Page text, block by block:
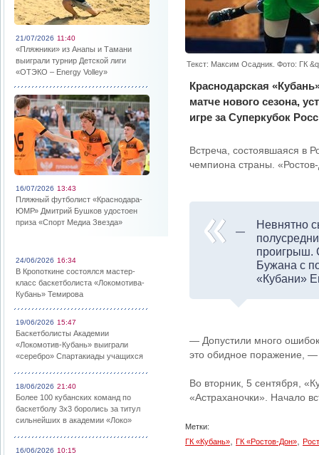
21/07/2026 11:40
«Пляжники» из Анапы и Тамани
выиграли турнир Детской лиги
«ОТЭКО – Energy Volley»
16/07/2026 13:43
Пляжный футболист «Краснодара-
ЮМР» Дмитрий Бушков удостоен
приза «Спорт Медиа Звезда»
24/06/2026 16:34
В Кропоткине состоялся мастер-
класс баскетболиста «Локомотива-
Кубань» Темирова
19/06/2026 15:47
Баскетболисты Академии
«Локомотив-Кубань» выиграли
«серебро» Спартакиады учащихся
18/06/2026 21:40
Более 100 кубанских команд по
баскетболу 3х3 боролись за титул
сильнейших в академии «Локо»
16/06/2026 10:15
Текст: Максим Осадник. Фото: ГК
Краснодарская
матче нового сезона,
игре за Суперкубок
Встреча, состоявшаяся в
чемпиона страны.
Невнятно
проигрыш.
Бужана с
«Кубани»
— Допустили много
это обидное поражение, —
Во вторник, 5 сентября,
«Астраханочки». Начало
Метки:
ГК «Кубань»
ГК «Ростов-Дон»